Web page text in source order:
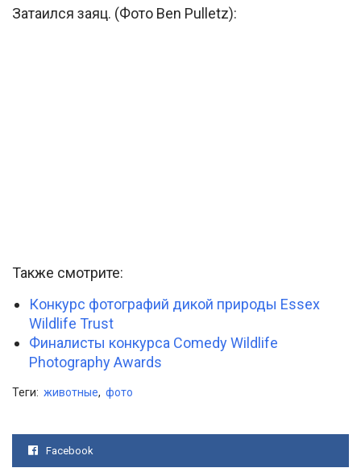
Затаился заяц. (Фото Ben Pulletz):
Также смотрите:
Конкурс фотографий дикой природы Essex
Wildlife Trust
Финалисты конкурса Comedy Wildlife
Photography Awards
Теги: животные, фото
Facebook